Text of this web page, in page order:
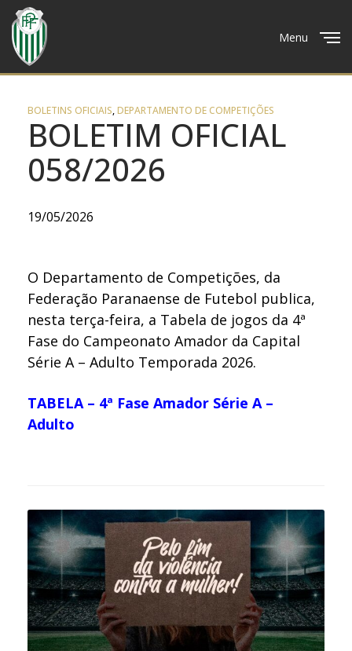
Menu
BOLETINS OFICIAIS,DEPARTAMENTO DE COMPETIÇÕES
BOLETIM OFICIAL
058/2026
19/05/2026
O Departamento de Competições, da
Federação Paranaense de Futebol publica,
nesta terça-feira, a Tabela de jogos da 4ª
Fase do Campeonato Amador da Capital
Série A – Adulto Temporada 2026.
TABELA – 4ª Fase Amador Série A –
Adulto